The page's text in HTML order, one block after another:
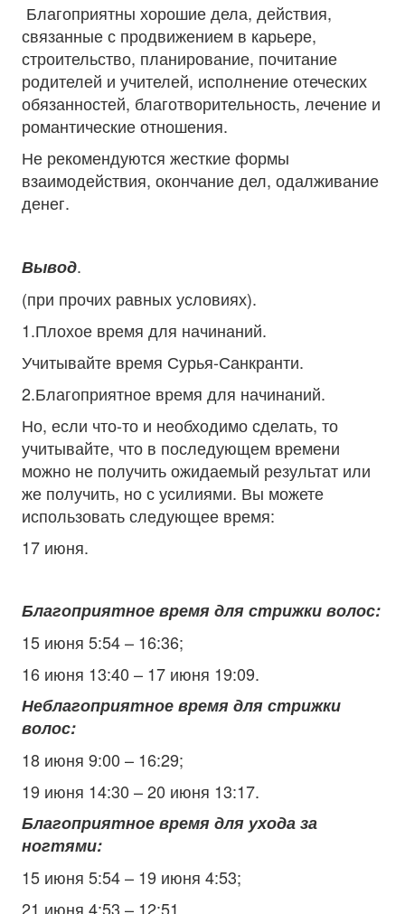
Благоприятны хорошие дела, действия,
связанные с продвижением в карьере,
строительство, планирование, почитание
родителей и учителей, исполнение отеческих
обязанностей, благотворительность, лечение и
романтические отношения.
Не рекомендуются жесткие формы
взаимодействия, окончание дел, одалживание
денег.
Вывод.
(при прочих равных условиях).
1.Плохое время для начинаний.
Учитывайте время Сурья-Санкранти.
2.Благоприятное время для начинаний.
Но, если что-то и необходимо сделать, то
учитывайте, что в последующем времени
можно не получить ожидаемый результат или
же получить, но с усилиями. Вы можете
использовать следующее время:
17 июня.
Благоприятное время для стрижки волос:
15 июня 5:54 – 16:36;
16 июня 13:40 – 17 июня 19:09.
Неблагоприятное время для стрижки
волос:
18 июня 9:00 – 16:29;
19 июня 14:30 – 20 июня 13:17.
Благоприятное время для ухода за
ногтями:
15 июня 5:54 – 19 июня 4:53;
21 июня 4:53 – 12:51.